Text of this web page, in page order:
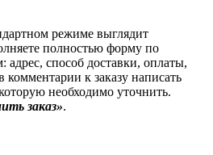
режиме выглядит
полностью форму по
адрес, способ доставки, оплаты,
комментарии к заказу написать
необходимо уточнить.
заказ».